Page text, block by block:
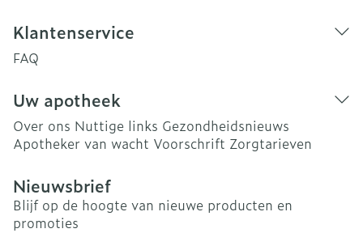
Klantenservice
FAQ
Uw apotheek
Over ons Nuttige links Gezondheidsnieuws
Apotheker van wacht Voorschrift Zorgtarieven
Nieuwsbrief
Blijf op de hoogte van nieuwe producten en
promoties